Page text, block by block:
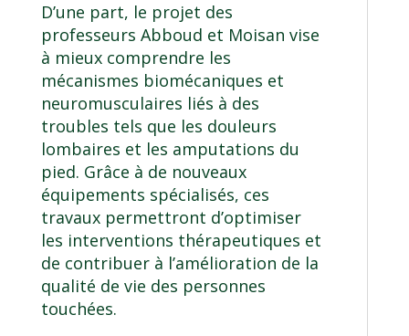
D’une part, le projet des
professeurs Abboud et Moisan vise
à mieux comprendre les
mécanismes biomécaniques et
neuromusculaires liés à des
troubles tels que les douleurs
lombaires et les amputations du
pied. Grâce à de nouveaux
équipements spécialisés, ces
travaux permettront d’optimiser
les interventions thérapeutiques et
de contribuer à l’amélioration de la
qualité de vie des personnes
touchées.